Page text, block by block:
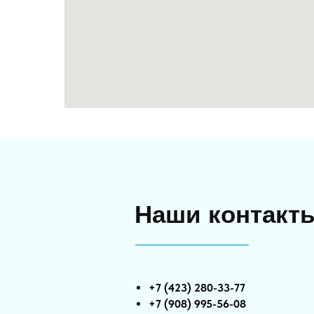
Наши
+7 (423) 280-33-77
+7 (908) 995-56-08